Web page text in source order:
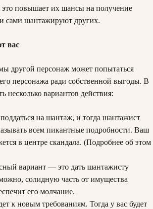
это повышает их шансы на получение
сами шантажируют других.
вас
другой персонаж может попытаться
персонажа ради собственной выгоды. В
несколько вариантов действия:
на шантаж, и тогда шантажист
всем пикантные подробности. Ваш
в центре скандала. (Подробнее об этом
вариант — это дать шантажисту
солидную часть от имущества
его молчание.
к новым требованиям. Тогда у вас будет